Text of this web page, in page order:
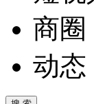
商圈
动态